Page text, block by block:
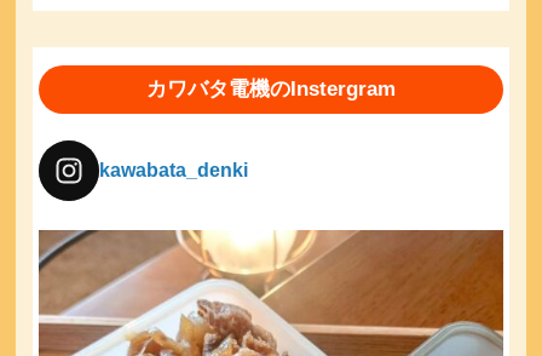
カワバタ電機のInstergram
kawabata_denki